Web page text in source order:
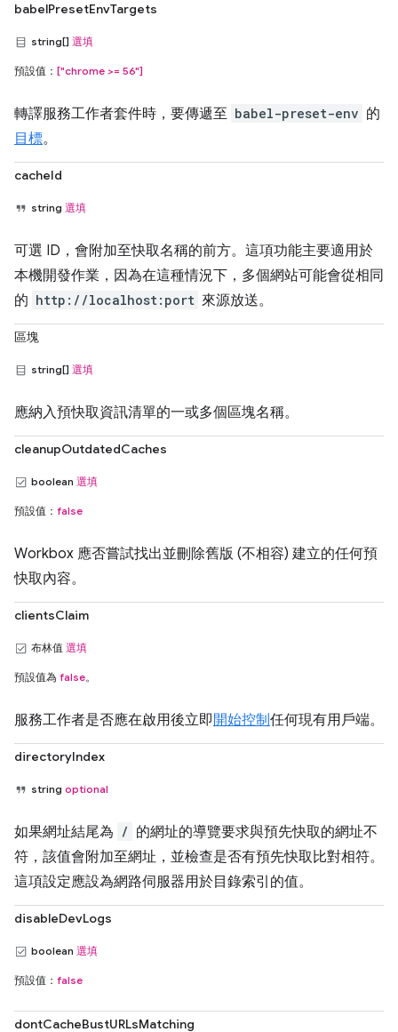
babelPresetEnvTargets
string[] 選填
預設值： ["chrome >= 56"]
轉譯服務工作者套件時，要傳遞至 babel-preset-env 的
目標。
cacheId
string 選填
可選 ID，會附加至快取名稱的前方。這項功能主要適用於
本機開發作業，因為在這種情況下，多個網站可能會從相同
的 http://localhost:port 來源放送。
區塊
string[] 選填
應納入預快取資訊清單的一或多個區塊名稱。
cleanupOutdatedCaches
boolean 選填
預設值： false
Workbox 應否嘗試找出並刪除舊版 (不相容) 建立的任何預
快取內容。
clientsClaim
布林值 選填
預設值為 false。
服務工作者是否應在啟用後立即 開始控制任何現有用戶端。
directoryIndex
string optional
如果網址結尾為 / 的網址的導覽要求與預先快取的網址不
符，該值會附加至網址，並檢查是否有預先快取比對相符。
這項設定應設為網路伺服器用於目錄索引的值。
disableDevLogs
boolean 選填
預設值： false
dontCacheBustURLsMatching